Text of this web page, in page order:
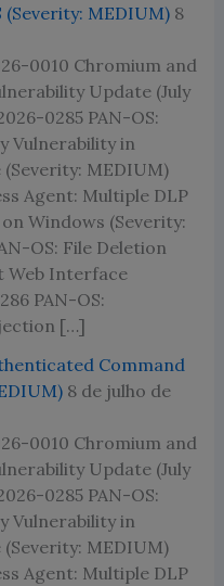
MEDIUM) 8
0010 Chromium and
Update (July
0285 PAN-OS:
Vulnerability in
MEDIUM)
Agent: Multiple DLP
Windows (Severity:
OS: File Deletion
Web Interface
PAN-OS:
[…]
Command
8 de julho de
0010 Chromium and
Update (July
0285 PAN-OS:
Vulnerability in
MEDIUM)
Agent: Multiple DLP